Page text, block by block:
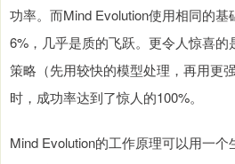
功率。而Mind Evolution使用相同的
6%，几乎是质的飞跃。更令人惊喜
策略（先用较快的模型处理，再用更
时，成功率达到了惊人的100%。
Mind Evolution的工作原理可以用一